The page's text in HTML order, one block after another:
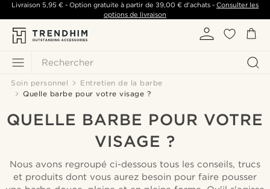
Rechercher
Livraison 5,95 €- Option gratuite à partir de 39,00 €d'achats -Consulter les
options de livraison
Soin personnel
Entretien de la barbe
Quelle barbe pour votre visage ?
QUELLE BARBE POUR VOTRE
VISAGE ?
Nous avons regroupé ci-dessous tous les conseils, trucs
et produits dont vous aurez besoin pour faire pousser